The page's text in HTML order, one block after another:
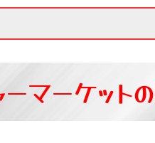
ーマーケットの